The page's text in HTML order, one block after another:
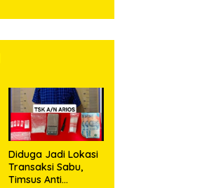
Diduga Jadi Lokasi
Transaksi Sabu,
Timsus Anti